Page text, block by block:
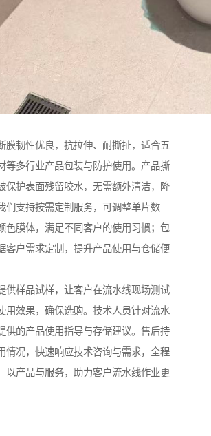
膜韧性优良，抗拉伸、耐撕扯，适合五
等多行业产品包装与防护使用。产品撕
保护表面残留胶水，无需额外清洁，降
们支持按需定制服务，可调整单片数
色膜体，满足不同客户的使用习惯；包
客户需求定制，提升产品使用与仓储便
供样品试样，让客户在流水线现场测试
用效果，确保选购。技术人员针对流水
供的产品使用指导与存储建议。售后持
情况，快速响应技术咨询与需求，全程
以产品与服务，助力客户流水线作业更